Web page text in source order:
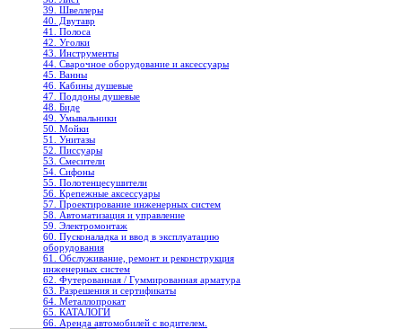
39. Швеллеры
40. Двутавр
41. Полоса
42. Уголки
43. Инструменты
44. Сварочное оборудование и аксессуары
45. Ванны
46. Кабины душевые
47. Поддоны душевые
48. Биде
49. Умывальники
50. Мойки
51. Унитазы
52. Писсуары
53. Смесители
54. Сифоны
55. Полотенцесушители
56. Крепежные аксессуары
57. Проектирование инженерных систем
58. Автоматизация и управление
59. Электромонтаж
60. Пусконаладка и ввод в эксплуатацию
оборудования
61. Обслуживание, ремонт и реконструкция
инженерных систем
62. Футерованная / Гуммированная арматура
63. Разрешения и сертификаты
64. Металлопрокат
65. КАТАЛОГИ
66. Аренда автомобилей с водителем.